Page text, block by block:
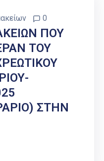
0
ΠΟΥ
ΤΟΥ
ΣΤΗΝ